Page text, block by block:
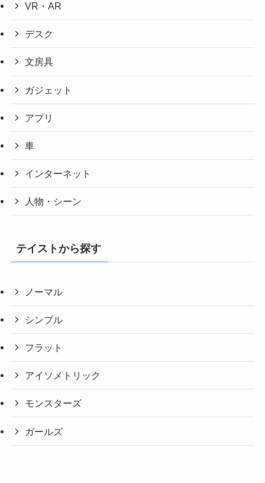
VR・AR
デスク
文房具
ガジェット
アプリ
車
インターネット
人物・シーン
テイストから探す
ノーマル
シンプル
フラット
アイソメトリック
モンスターズ
ガールズ